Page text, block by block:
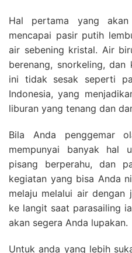
Hal pertama yang
mencapai pasir putih
air sebening kristal. Air
berenang, snorkeling, dan
ini tidak sesak seperti
Indonesia, yang
liburan yang tenang dan
Bila Anda penggemar
mempunyai banyak hal
pisang berperahu, dan
kegiatan yang bisa Anda
melaju melalui air
ke langit saat parasailing
akan segera Anda lupakan.
Untuk anda yang lebih